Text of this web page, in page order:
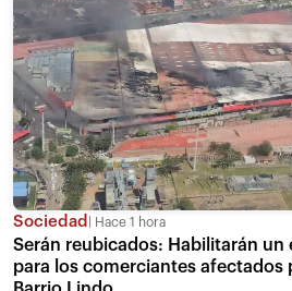
Sociedad Hace 1 hora
Serán reubicados: Habilitarán un
para los comerciantes afectados